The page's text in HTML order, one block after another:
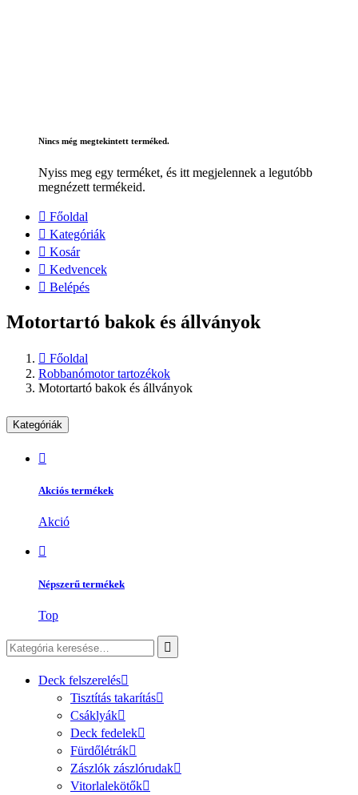
Nincs még megtekintett terméked.
Nyiss meg egy terméket, és itt megjelennek a legutóbb
megnézett termékeid.
Főoldal
Kategóriák
Kosár
Kedvencek
Belépés
Motortartó bakok és állványok
Főoldal
Robbanómotor tartozékok
Motortartó bakok és állványok
Kategóriák
Akciós termékek
Akció
Népszerű termékek
Top
Deck felszerelés
Tisztítás takarítás
Csáklyák
Deck fedelek
Fürdőlétrák
Zászlók zászlórudak
Vitorlalekötők